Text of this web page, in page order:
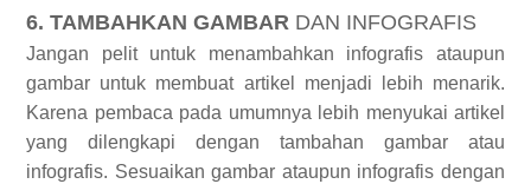
6. TAMBAHKAN GAMBAR DAN INFOGRAFIS
Jangan pelit untuk menambahkan infografis ataupun
gambar untuk membuat artikel menjadi lebih menarik.
Karena pembaca pada umumnya lebih menyukai artikel
yang dilengkapi dengan tambahan gambar atau
infografis. Sesuaikan gambar ataupun infografis dengan